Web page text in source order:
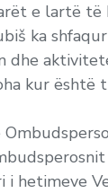
e lartë
ka
dhe
kur është
i hetimeve